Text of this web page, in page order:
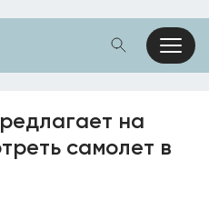
на
самолет в